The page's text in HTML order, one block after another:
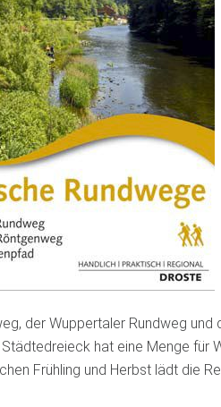
der Wuppertaler Rundweg und
hat eine Menge für
Frühling und Herbst lädt die